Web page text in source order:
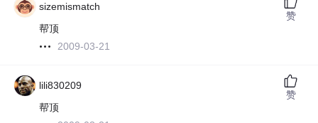
sizemismatch
帮顶
2009-03-21
赞
lili830209
帮顶
赞